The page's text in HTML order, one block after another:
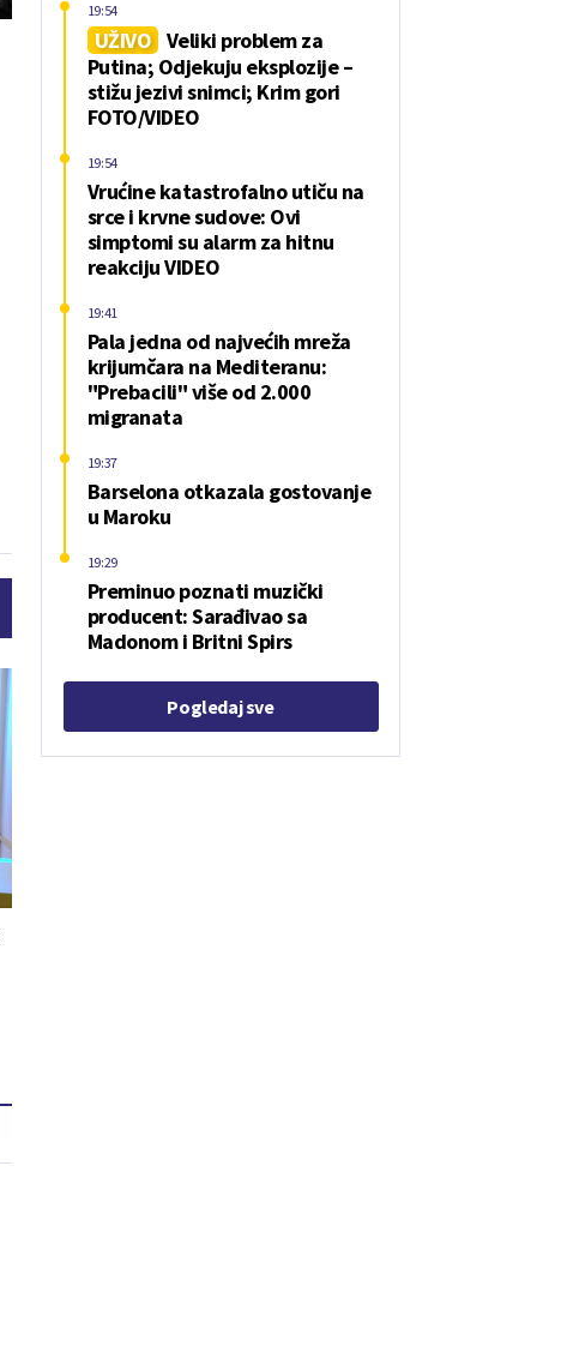
UŽIVO Veliki problem za
Putina; Odjekuju eksplozije –
stižu jezivi snimci; Krim gori
FOTO/VIDEO
19:54
Vrućine katastrofalno utiču na
srce i krvne sudove: Ovi
simptomi su alarm za hitnu
reakciju VIDEO
19:54
Pala jedna od najvećih mreža
krijumčara na Mediteranu:
"Prebacili" više od 2.000
migranata
19:41
Barselona otkazala gostovanje
u Maroku
19:37
Preminuo poznati muzički
producent: Sarađivao sa
Madonom i Britni Spirs
19:29
Pogledaj sve